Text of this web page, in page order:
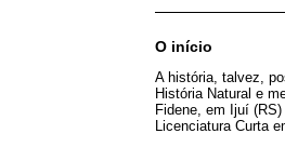
O início
A história, talvez,
História Natural e
Fidene, em Ijuí
Licenciatura Curta